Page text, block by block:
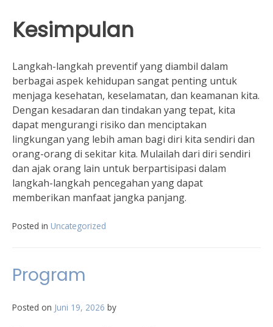
Kesimpulan
Langkah-langkah preventif yang diambil dalam
berbagai aspek kehidupan sangat penting untuk
menjaga kesehatan, keselamatan, dan keamanan kita.
Dengan kesadaran dan tindakan yang tepat, kita
dapat mengurangi risiko dan menciptakan
lingkungan yang lebih aman bagi diri kita sendiri dan
orang-orang di sekitar kita. Mulailah dari diri sendiri
dan ajak orang lain untuk berpartisipasi dalam
langkah-langkah pencegahan yang dapat
memberikan manfaat jangka panjang.
Posted in Uncategorized
Program
Posted on Juni 19, 2026 by